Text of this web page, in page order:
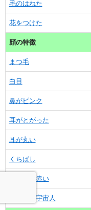
毛のはねた
花をつけた
顔の特徴
まつ毛
白目
鼻がピンク
耳がとがった
耳が丸い
くちばし
ほっぺが赤い
三つ目の宇宙人